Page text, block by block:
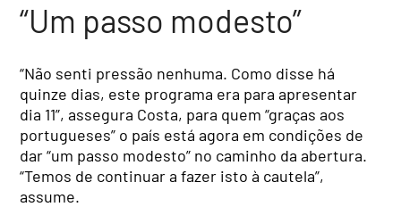
“Um passo modesto”
“Não senti pressão nenhuma. Como disse há
quinze dias, este programa era para apresentar
dia 11”, assegura Costa, para quem “graças aos
portugueses” o país está agora em condições de
dar “um passo modesto” no caminho da abertura.
“Temos de continuar a fazer isto à cautela”,
assume.